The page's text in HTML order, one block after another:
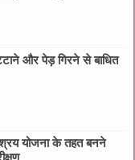
और पेड़ गिरने से बाधित
योजना के तहत बनने